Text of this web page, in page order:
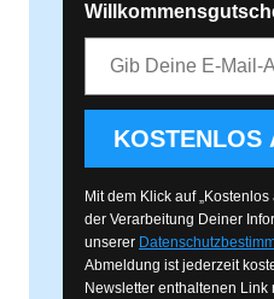
KOSTENLOS
Mit dem Klick auf
der Verarbeitung Deiner
unserer
Abmeldung ist jederzeit
Newsletter enthaltenen Link